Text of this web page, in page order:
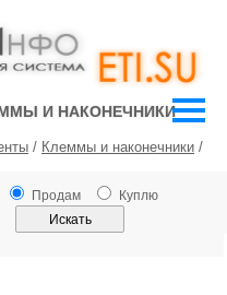
И НАКОНЕЧНИКИ
/ Клеммы и наконечники /
Продам Куплю